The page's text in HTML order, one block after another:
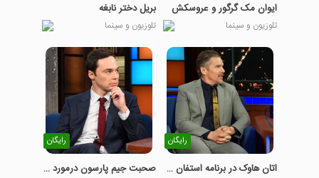
ایوان مک گرگور و عروسکش
تلوزیون و سینما
بریل دختر نابغه
تلوزیون و سینما
رایگان
اتان هاوک در برنامه استفان کلبرت
رایگان
صحبت جیم پارسون درمورد حلقه عروسی - بخش دوم